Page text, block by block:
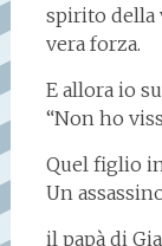
spirito della
vera forza.
E allora io
“Non ho
Quel figlio
Un
il papà di